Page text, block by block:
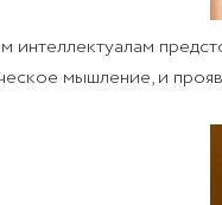
мышление, и